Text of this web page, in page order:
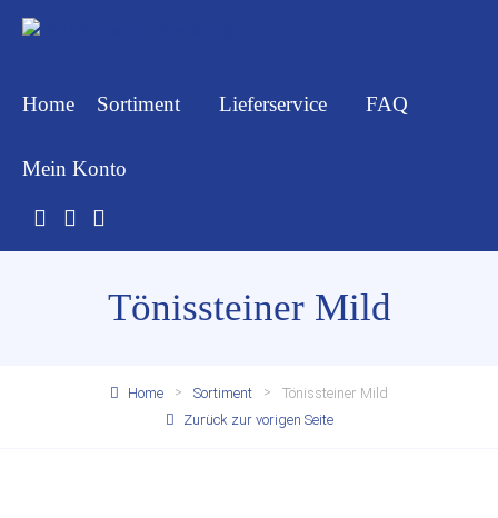
Home Sortiment Lieferservice FAQ
Mein Konto
Tönissteiner Mild
Home Sortiment
Tönissteiner Mild
Zurück zur vorigen Seite